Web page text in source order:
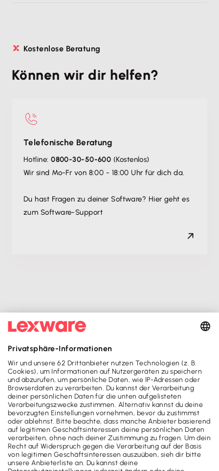
Kostenlose Beratung
Können wir dir helfen?
Telefonische Beratung
Hotline:0800-30-50-600 (Kostenlos)
Wir sind Mo-Fr von 8:00 - 18:00 Uhr für dich da.
Du hast Fragen zu deiner Software? Hier geht es
zum Software-Support
Mach's dir leicht und gib deinem Business den
entscheidenden Push - mit unseren Software-Lösungen für
Buchhaltung, Steuer & Finanzen.
Lexware Office